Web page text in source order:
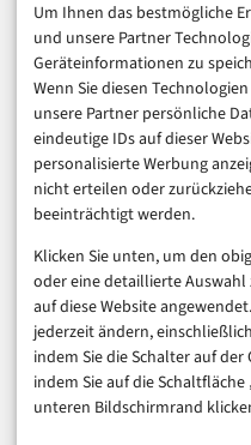
Um Ihnen das bestmögliche
und unsere Partner
Geräteinformationen zu
Wenn Sie diesen
unsere Partner persönliche
eindeutige IDs auf dieser
personalisierte Werbung
nicht erteilen oder
beeinträchtigt werden.
Klicken Sie unten, um den
oder eine detaillierte
auf diese Website
jederzeit ändern,
indem Sie die Schalter auf
indem Sie auf die
unteren Bildschirmrand
Consumer & Digital Life
Marketing
Finanzen & FinTech
Business & Karriere
Sicherheit & Recht
Digitalisierung
Marketing
Magazin
Unsere Redaktion
Werbeformate & Media Kit
Rechtliches